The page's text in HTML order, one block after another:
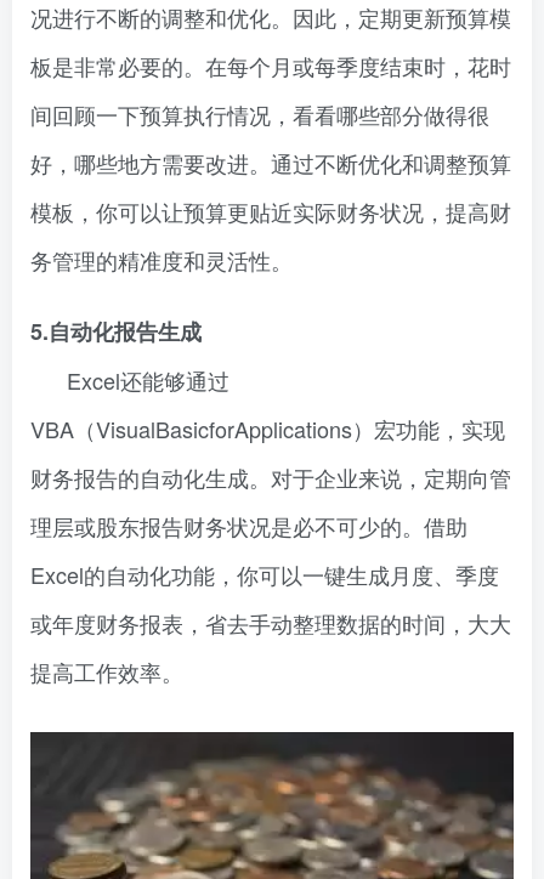
况进行不断的调整和优化。因此，定期更新预算模
板是非常必要的。在每个月或每季度结束时，花时
间回顾一下预算执行情况，看看哪些部分做得很
好，哪些地方需要改进。通过不断优化和调整预算
模板，你可以让预算更贴近实际财务状况，提高财
务管理的精准度和灵活性。
5.自动化报告生成
Excel还能够通过
VBA（VisualBasicforApplications）宏功能，实现
财务报告的自动化生成。对于企业来说，定期向管
理层或股东报告财务状况是必不可少的。借助
Excel的自动化功能，你可以一键生成月度、季度
或年度财务报表，省去手动整理数据的时间，大大
提高工作效率。